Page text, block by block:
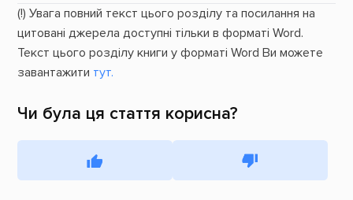
(!) Увага повний текст цього розділу та посилання на
цитовані джерела доступні тільки в форматі Word.
Текст цього розділу книги у форматі Word Ви можете
завантажити тут.
Чи була ця стаття корисна?